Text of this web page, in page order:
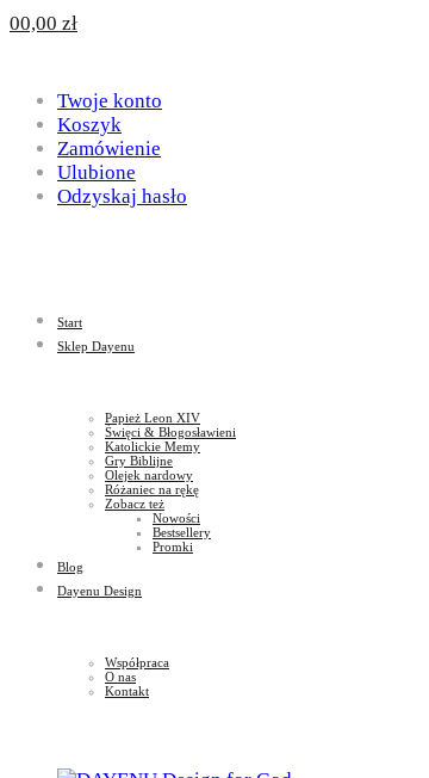
for
God
DAYENU
Design
God
00,00 zł
Twoje konto
Koszyk
Zamówienie
Ulubione
Odzyskaj hasło
Start
Sklep Dayenu
Papież Leon XIV
Święci & Błogosławieni
Katolickie Memy
Gry Biblijne
Olejek nardowy
Różaniec na rękę
Zobacz też
Nowości
Bestsellery
Promki
Blog
Dayenu Design
Współpraca
O nas
Kontakt